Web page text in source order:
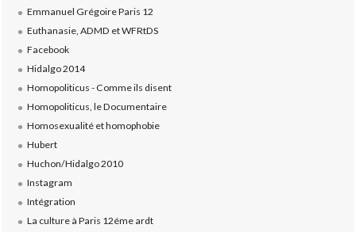
Emmanuel Grégoire Paris 12
Euthanasie, ADMD et WFRtDS
Facebook
Hidalgo 2014
Homopoliticus - Comme ils disent
Homopoliticus, le Documentaire
Homosexualité et homophobie
Hubert
Huchon/Hidalgo 2010
Instagram
Intégration
La culture à Paris 12éme ardt